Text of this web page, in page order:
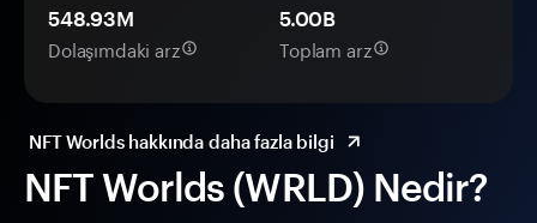
NFT Worlds (WRLD) Nedir?
548.93M
Dolaşımdaki arz
5.00B
Toplam arz
NFT Worlds hakkında daha fazla bilgi